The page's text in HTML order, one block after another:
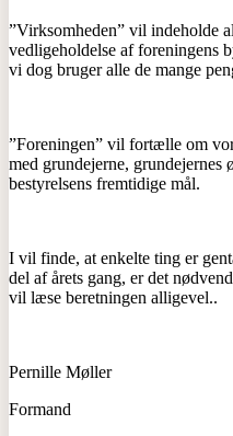
”Virksomheden” vil indeholde
vedligeholdelse af foreningens
vi dog bruger alle de mange
”Foreningen” vil fortælle om
med grundejerne, grundejernes
bestyrelsens fremtidige mål.
I vil finde, at enkelte ting er
del af årets gang, er det
vil læse beretningen alligevel..
Pernille Møller
Formand